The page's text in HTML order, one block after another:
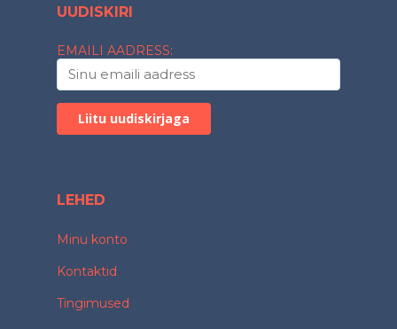
UUDISKIRI
EMAILI AADRESS:
LEHED
Minu konto
Kontaktid
Tingimused